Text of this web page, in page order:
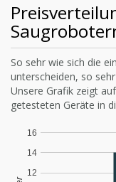
So sehr wie sich die
unterscheiden, so
Unsere Grafik zeigt
getesteten Geräte in
12
14
16